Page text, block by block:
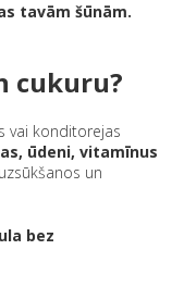
tavām šūnām.
cukuru?
vai konditorejas
ūdeni, vitamīnus
un
bez